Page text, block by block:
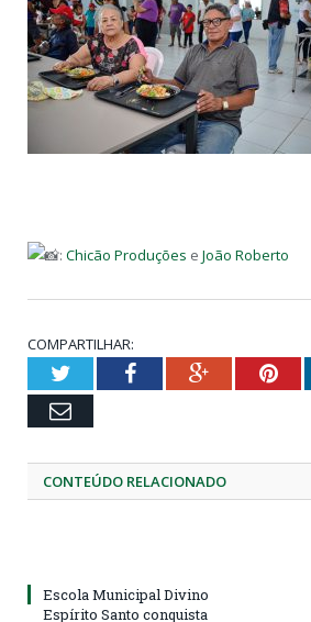
: Chicão Produções e João Roberto
COMPARTILHAR:
TwitterFacebookGoogle+
Email
CONTEÚDO RELACIONADO
Escola Municipal Divino
Espírito Santo conquista